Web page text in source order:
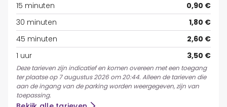
15 minuten
0,90 €
30 minuten
1,80 €
45 minuten
2,60 €
1 uur
3,50 €
Deze tarieven zijn indicatief en komen overeen met een toegang
ter plaatse op 7 augustus 2026 om 20:44. Alleen de tarieven die
aan de ingang van de parking worden weergegeven, zijn van
toepassing.